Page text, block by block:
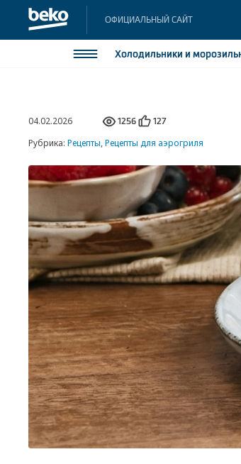
ОФИЦИАЛЬНЫЙ САЙТ
Холодильники и
Стиральные и сушильные машины
Плиты
Встраиваемая техника
Малая бытовая техника
Климатическая техника
04.02.2026 1256 127
Рубрика: Рецепты,Рецепты для аэрогриля